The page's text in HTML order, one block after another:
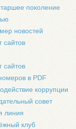
поколение
новостей
сайтов
сайтов
в PDF
коррупции
совет
линия
клуб